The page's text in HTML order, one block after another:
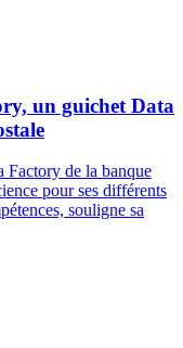
un guichet Data
Factory de la banque
pour ses différents
souligne sa